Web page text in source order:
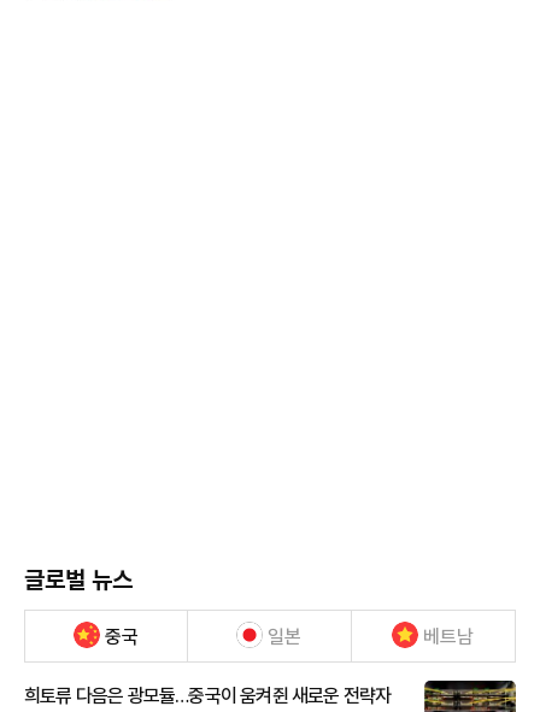
글로벌 뉴스
중국 일본 베트남
희토류 다음은 광모듈…중국이 움켜쥔 새로운 전략자